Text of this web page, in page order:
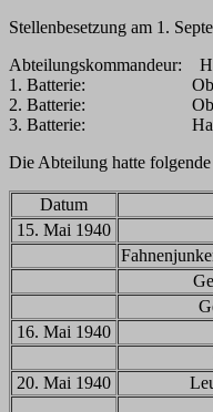
Stellenbesetzung am 1.
Abteilungskommandeur:
1. Batterie:
2. Batterie:
3. Batterie:
Die Abteilung hatte
Datum
15. Mai 1940
16. Mai 1940
20. Mai 1940